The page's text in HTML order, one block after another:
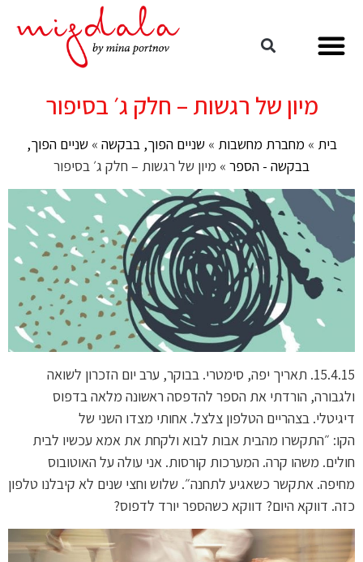
מיון של רגשות – חלק ג׳ בסיפור
בית » מחברת מחשבות »שניים הפוך, בבקשה »שניים הפוך,
בבקשה - הספר » מיון של רגשות – חלק ג׳ בסיפור
15.4.15. תאריך יפה, סימטרי. בבוקר, ערב יום הזכרון לשואה
ולגבורה, הורדתי את הספר להדפסה ראשונה מלאה בדפוס
דיגיטלי. בצהריים הטלפון צלצל. אחותי מצדו השני של
הקו: ״התקשרו מהבית אבות לבוא ולקחת את אמא עכשיו לבית
חולים. משהו קרה. המערכות קורסות. אני עולה על האוטובוס
מחיפה. אתקשר כשאגיע לתחנה״. שלוש וחצי שנים לא קיבלנו טלפון
כזה. דווקא היום? דווקא כשהספר יורד לדפוס?